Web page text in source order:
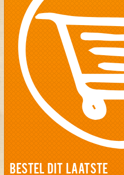
BESTEL DIT LAATSTE